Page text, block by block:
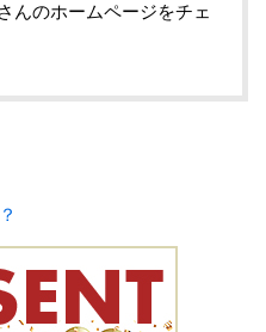
さんのホームページをチェ